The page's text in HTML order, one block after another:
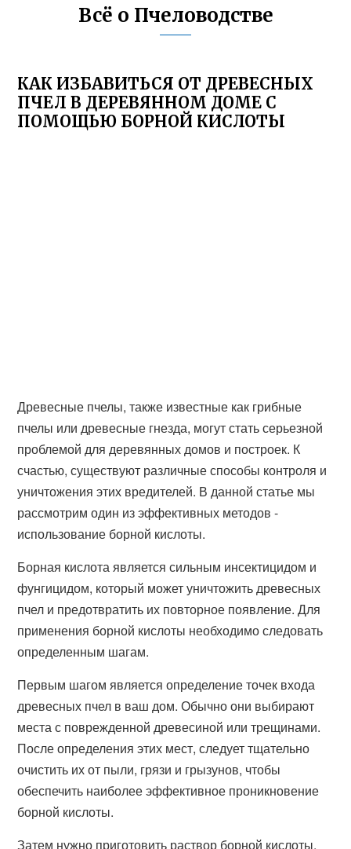
Всё о Пчеловодстве
КАК ИЗБАВИТЬСЯ ОТ ДРЕВЕСНЫХ
ПЧЕЛ В ДЕРЕВЯННОМ ДОМЕ С
ПОМОЩЬЮ БОРНОЙ КИСЛОТЫ
Древесные пчелы, также известные как грибные
пчелы или древесные гнезда, могут стать серьезной
проблемой для деревянных домов и построек. К
счастью, существуют различные способы контроля и
уничтожения этих вредителей. В данной статье мы
рассмотрим один из эффективных методов -
использование борной кислоты.
Борная кислота является сильным инсектицидом и
фунгицидом, который может уничтожить древесных
пчел и предотвратить их повторное появление. Для
применения борной кислоты необходимо следовать
определенным шагам.
Первым шагом является определение точек входа
древесных пчел в ваш дом. Обычно они выбирают
места с поврежденной древесиной или трещинами.
После определения этих мест, следует тщательно
очистить их от пыли, грязи и грызунов, чтобы
обеспечить наиболее эффективное проникновение
борной кислоты.
Затем нужно приготовить раствор борной кислоты.